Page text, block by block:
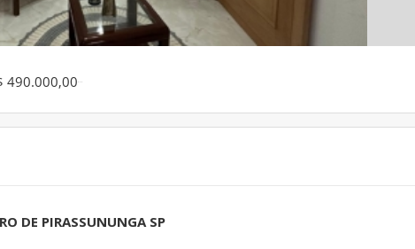
490.000,00
DE PIRASSUNUNGA SP